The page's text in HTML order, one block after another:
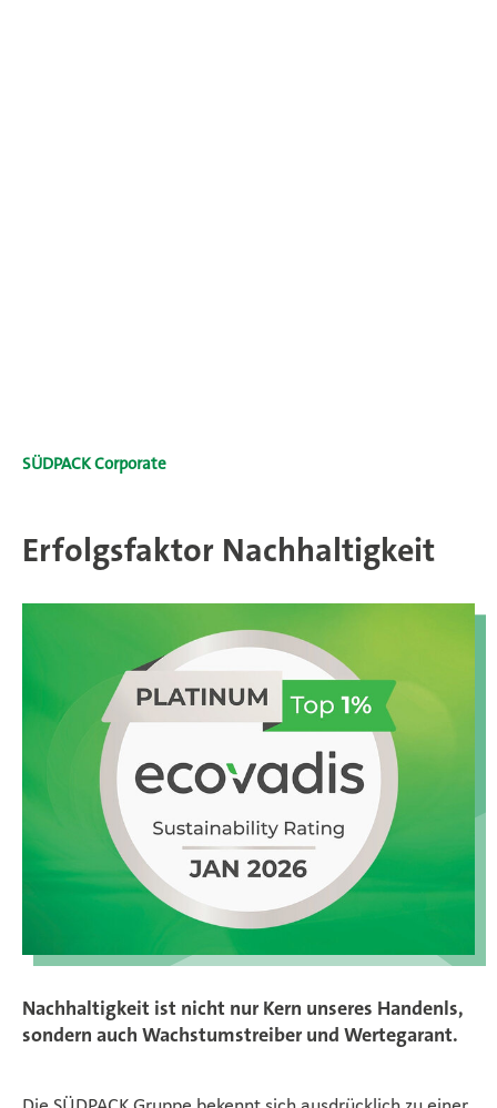
SÜDPACK Corporate
Erfolgsfaktor Nachhaltigkeit
Nachhaltigkeit ist nicht nur Kern unseres Handenls,
sondern auch Wachstumstreiber und Wertegarant.